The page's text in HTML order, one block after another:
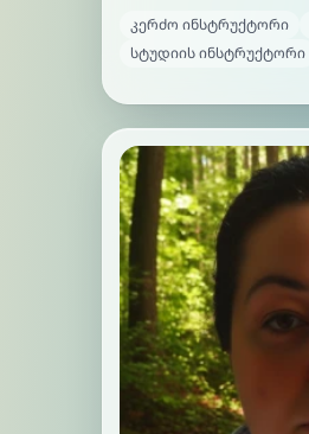
კერძო ინსტრუქტორი
სტუდიის ინსტრუქტორი